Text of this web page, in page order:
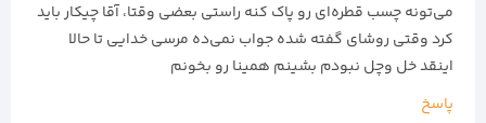
می‌تونه چسب قطره‌ای رو پاک کنه راستی بعضی وقتا، آقا چیکار باید
کرد وقتی روشای گفته شده جواب نمی‌ده مرسی خدایی تا حالا
اینقد خل وچل نبودم بشینم همینا رو بخونم
پاسخ